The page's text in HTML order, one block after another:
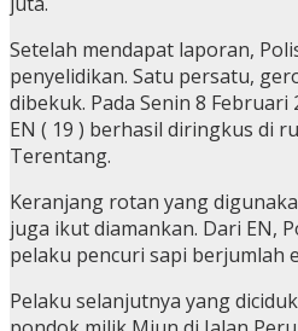
Setelah mendapat laporan,
penyelidikan. Satu persatu,
dibekuk. Pada Senin 8 Februari
EN ( 19 ) berhasil diringkus di
Terentang.
Keranjang rotan yang
juga ikut diamankan. Dari EN,
pelaku pencuri sapi berjumlah
Pelaku selanjutnya yang